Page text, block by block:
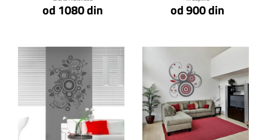
od 1080 din od 900 din
Klikni za detalje Klikni za detalje